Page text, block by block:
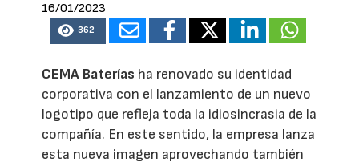
16/01/2023
362
CEMA Baterías ha renovado su identidad
corporativa con el lanzamiento de un nuevo
logotipo que refleja toda la idiosincrasia de la
compañía. En este sentido, la empresa lanza
esta nueva imagen aprovechando también